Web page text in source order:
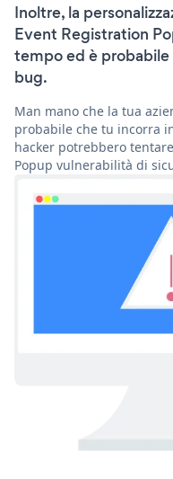
Inoltre, la
Event Registration
tempo ed è
bug.
Man mano che la tua
probabile che tu incorra
hacker potrebbero
Popup vulnerabilità di